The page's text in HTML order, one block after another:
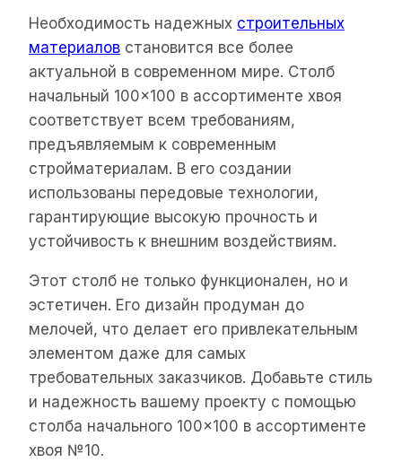
Необходимость надежных строительных
материалов становится все более
актуальной в современном мире. Столб
начальный 100×100 в ассортименте хвоя
соответствует всем требованиям,
предъявляемым к современным
стройматериалам. В его создании
использованы передовые технологии,
гарантирующие высокую прочность и
устойчивость к внешним воздействиям.
Этот столб не только функционален, но и
эстетичен. Его дизайн продуман до
мелочей, что делает его привлекательным
элементом даже для самых
требовательных заказчиков. Добавьте стиль
и надежность вашему проекту с помощью
столба начального 100×100 в ассортименте
хвоя №10.